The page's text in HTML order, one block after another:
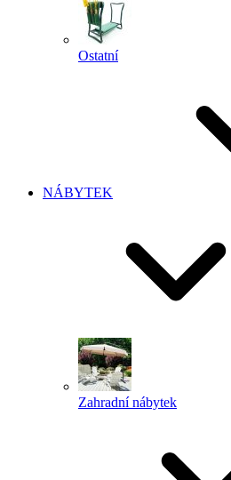
Ostatní
NÁBYTEK
Zahradní nábytek